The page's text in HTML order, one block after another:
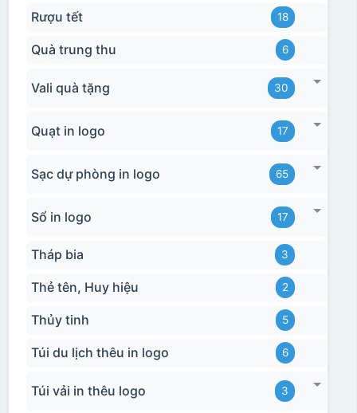
Rượu tết 18
Quà trung thu 6
Vali quà tặng 30
Quạt in logo 17
Sạc dự phòng in logo 65
Sổ in logo 17
Tháp bia 3
Thẻ tên, Huy hiệu 2
Thủy tinh 5
Túi du lịch thêu in logo 6
Túi vải in thêu logo 3